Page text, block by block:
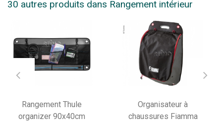
30 autres produits dans Rangement intérieur
Rangement Thule
organizer 90x40cm
Organisateur à
chaussures Fiamma